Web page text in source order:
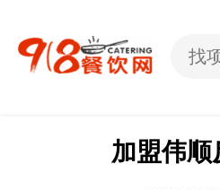
加盟伟顺